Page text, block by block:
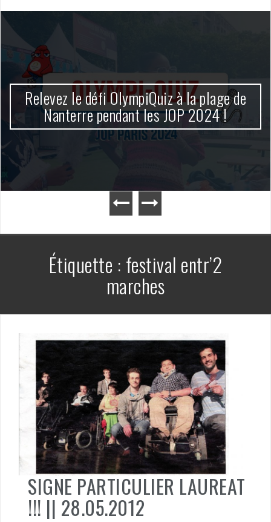
Relevez le défi OlympiQuiz à la plage de
Nanterre pendant les JOP 2024 !
Étiquette : festival entr’2
marches
SIGNE PARTICULIER LAUREAT
!!! || 28.05.2012